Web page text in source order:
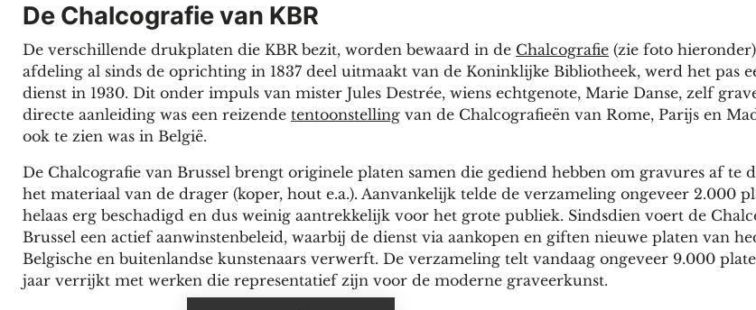
De Chalcografie van KBR
De verschillende drukplaten die KBR bezit, worden bewaard in de Chalcografie (zie foto
afdeling al sinds de oprichting in 1837 deel uitmaakt van de Koninklijke Bibliotheek, werd het pas
dienst in 1930. Dit onder impuls van mister Jules Destrée, wiens echtgenote, Marie Danse, zelf
directe aanleiding was een reizende tentoonstelling van de Chalcografieën van Rome, Parijs en
ook te zien was in België.
De Chalcografie van Brussel brengt originele platen samen die gediend hebben om gravures af te
het materiaal van de drager (koper, hout e.a.). Aanvankelijk telde de verzameling ongeveer 2.000
helaas erg beschadigd en dus weinig aantrekkelijk voor het grote publiek. Sindsdien voert de
Brussel een actief aanwinstenbeleid, waarbij de dienst via aankopen en giften nieuwe platen van
Belgische en buitenlandse kunstenaars verwerft. De verzameling telt vandaag ongeveer 9.000
jaar verrijkt met werken die representatief zijn voor de moderne graveerkunst.